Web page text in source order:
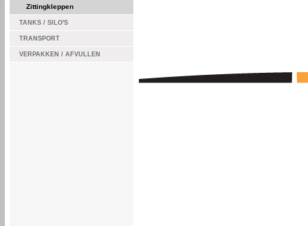
Zittingkleppen
TANKS / SILO'S
TRANSPORT
VERPAKKEN / AFVULLEN